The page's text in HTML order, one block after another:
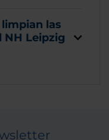
las
NH Leipzig